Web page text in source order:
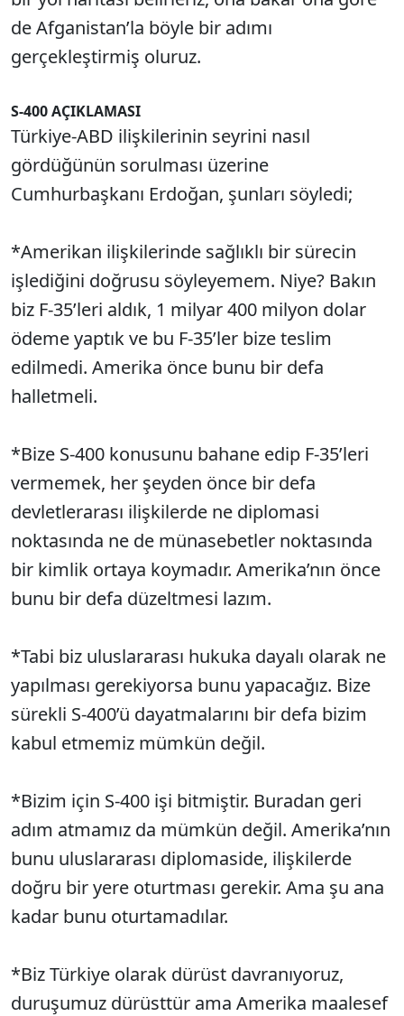
de Afganistan’la böyle bir adımı
gerçekleştirmiş oluruz.
S-400 AÇIKLAMASI
Türkiye-ABD ilişkilerinin seyrini nasıl
gördüğünün sorulması üzerine
Cumhurbaşkanı Erdoğan, şunları söyledi;
*Amerikan ilişkilerinde sağlıklı bir sürecin
işlediğini doğrusu söyleyemem. Niye? Bakın
biz F-35’leri aldık, 1 milyar 400 milyon dolar
ödeme yaptık ve bu F-35’ler bize teslim
edilmedi. Amerika önce bunu bir defa
halletmeli.
*Bize S-400 konusunu bahane edip F-35’leri
vermemek, her şeyden önce bir defa
devletlerarası ilişkilerde ne diplomasi
noktasında ne de münasebetler noktasında
bir kimlik ortaya koymadır. Amerika’nın önce
bunu bir defa düzeltmesi lazım.
*Tabi biz uluslararası hukuka dayalı olarak ne
yapılması gerekiyorsa bunu yapacağız. Bize
sürekli S-400’ü dayatmalarını bir defa bizim
kabul etmemiz mümkün değil.
*Bizim için S-400 işi bitmiştir. Buradan geri
adım atmamız da mümkün değil. Amerika’nın
bunu uluslararası diplomaside, ilişkilerde
doğru bir yere oturtması gerekir. Ama şu ana
kadar bunu oturtamadılar.
*Biz Türkiye olarak dürüst davranıyoruz,
duruşumuz dürüsttür ama Amerika maalesef